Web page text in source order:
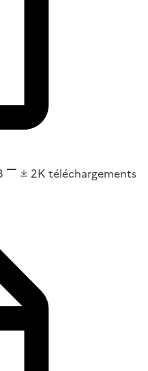
2K téléchargements